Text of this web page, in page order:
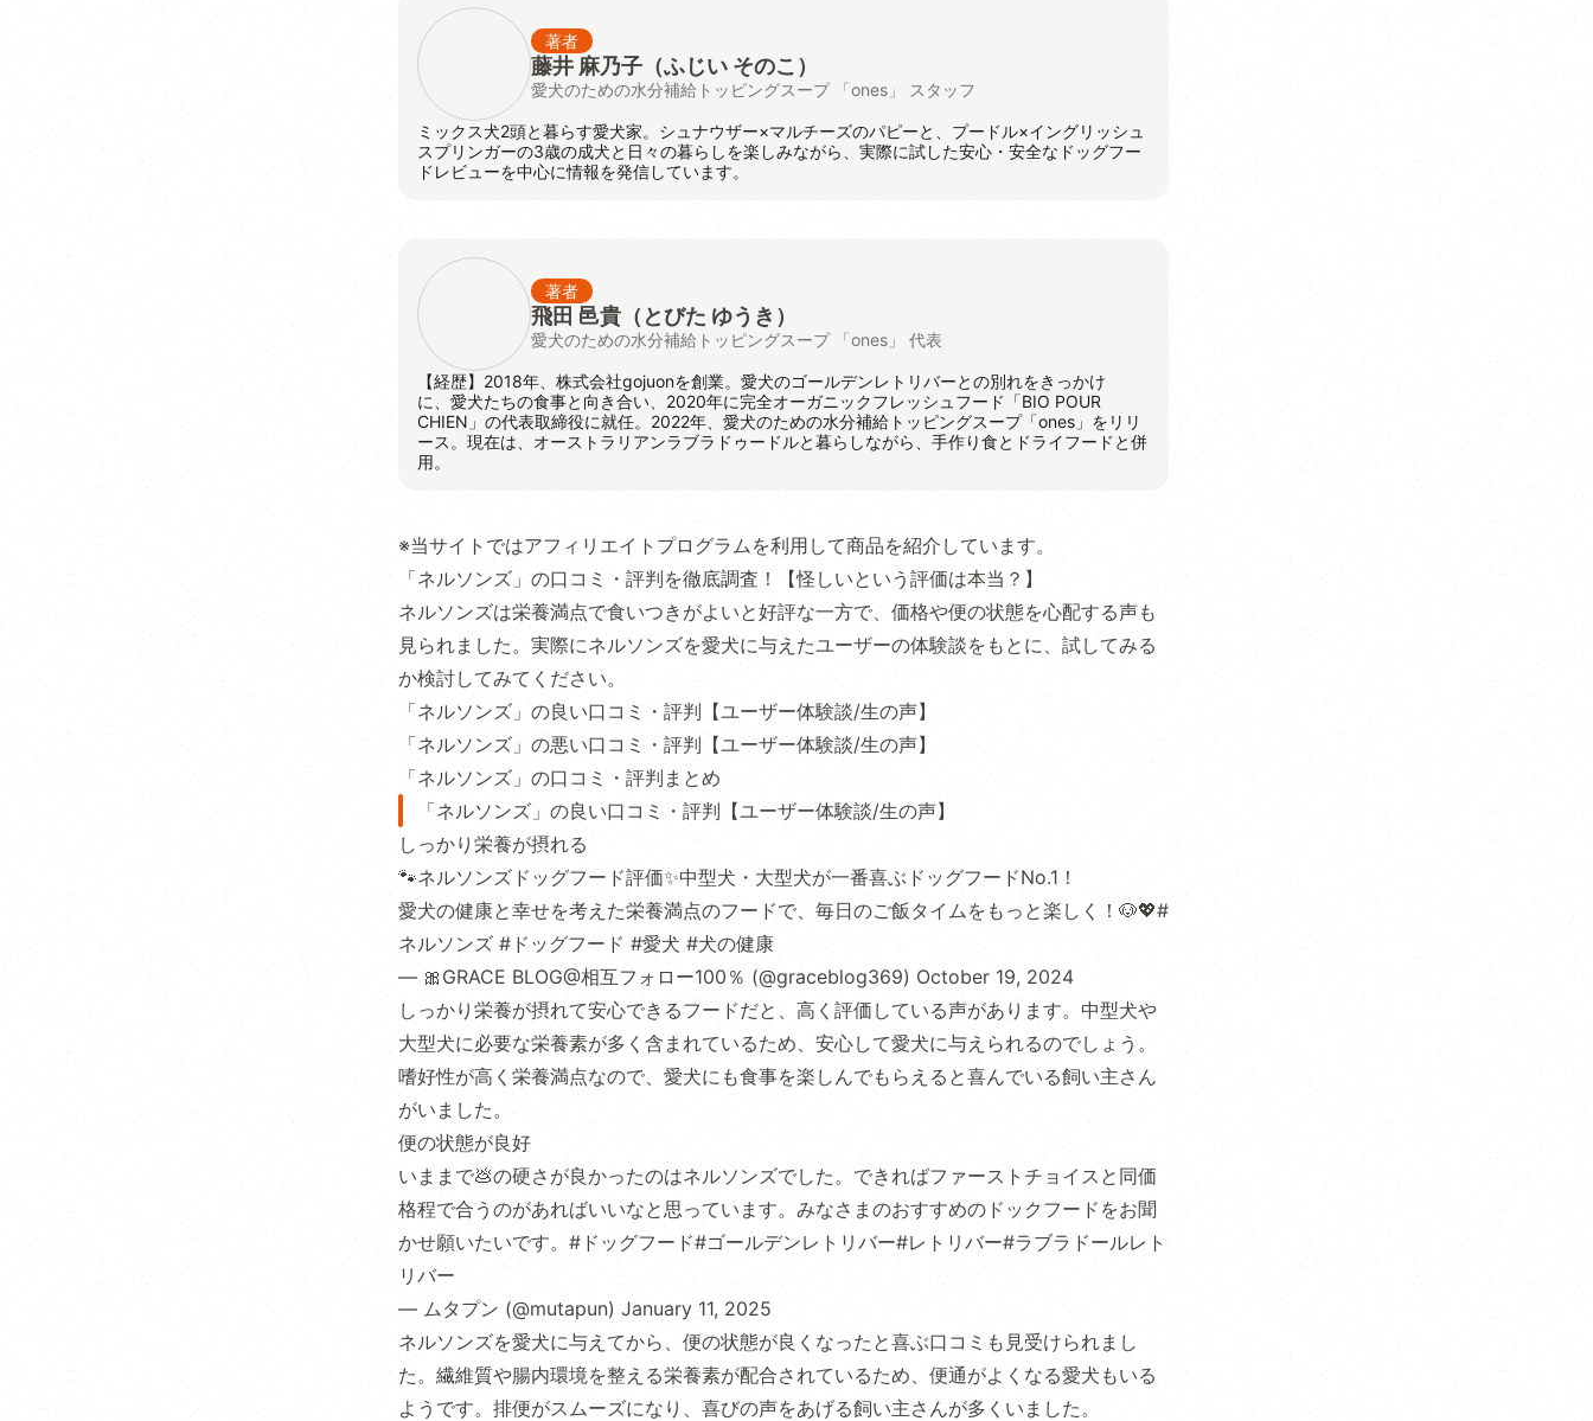
著者
藤井 麻乃子（ふじい そのこ）
愛犬のための水分補給トッピングスープ 「ones」 スタッフ
ミックス犬2頭と暮らす愛犬家。シュナウザー×マルチーズのパピーと、プードル×イングリッシュ
スプリンガーの3歳の成犬と日々の暮らしを楽しみながら、実際に試した安心・安全なドッグフー
ドレビューを中心に情報を発信しています。
著者
飛田 邑貴 （とびた ゆうき）
愛犬のための水分補給トッピングスープ 「ones」 代表
【経歴】2018年、株式会社gojuonを創業。愛犬のゴールデンレトリバーとの別れをきっかけ
に、愛犬たちの食事と向き合い、2020年に完全オーガニックフレッシュフード「BIO POUR
CHIEN」の代表取締役に就任。2022年、愛犬のための水分補給トッピングスープ「ones」をリリ
ース。現在は、オーストラリアンラブラドゥードルと暮らしながら、手作り食とドライフードと併
用。
※当サイトではアフィリエイトプログラムを利用して商品を紹介しています。
「ネルソンズ」の口コミ・評判を徹底調査！【怪しいという評価は本当？】
ネルソンズは栄養満点で食いつきがよいと好評な一方で、価格や便の状態を心配する声も
見られました。実際にネルソンズを愛犬に与えたユーザーの体験談をもとに、試してみる
か検討してみてください。
「ネルソンズ」の良い口コミ・評判【ユーザー体験談/生の声】
「ネルソンズ」の悪い口コミ・評判【ユーザー体験談/生の声】
「ネルソンズ」の口コミ・評判まとめ
「ネルソンズ」の良い口コミ・評判【ユーザー体験談/生の声】
しっかり栄養が摂れる
🐾ネルソンズドッグフード評価✨中型犬・大型犬が一番喜ぶドッグフードNo.1！
愛犬の健康と幸せを考えた栄養満点のフードで、毎日のご飯タイムをもっと楽しく！🐶💖#
ネルソンズ #ドッグフード #愛犬 #犬の健康
— 🎀GRACE BLOG@相互フォロー100％ (@graceblog369) October 19, 2024
しっかり栄養が摂れて安心できるフードだと、高く評価している声があります。中型犬や
大型犬に必要な栄養素が多く含まれているため、安心して愛犬に与えられるのでしょう。
嗜好性が高く栄養満点なので、愛犬にも食事を楽しんでもらえると喜んでいる飼い主さん
がいました。
便の状態が良好
いままで💩の硬さが良かったのはネルソンズでした。できればファーストチョイスと同価
格程で合うのがあればいいなと思っています。みなさまのおすすめのドックフードをお聞
かせ願いたいです。 #ドッグフード#ゴールデンレトリバー#レトリバー#ラブラドールレト
リバー
— ムタプン (@mutapun) January 11, 2025
ネルソンズを愛犬に与えてから、便の状態が良くなったと喜ぶ口コミも見受けられまし
た。繊維質や腸内環境を整える栄養素が配合されているため、便通がよくなる愛犬もいる
ようです。排便がスムーズになり、喜びの声をあげる飼い主さんが多くいました。